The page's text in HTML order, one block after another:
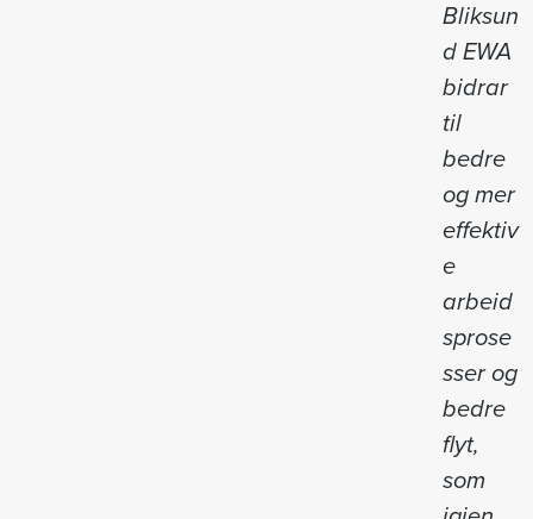
Bliksun
d EWA
bidrar
til
bedre
og mer
effektiv
e
arbeid
sprose
sser og
bedre
flyt,
som